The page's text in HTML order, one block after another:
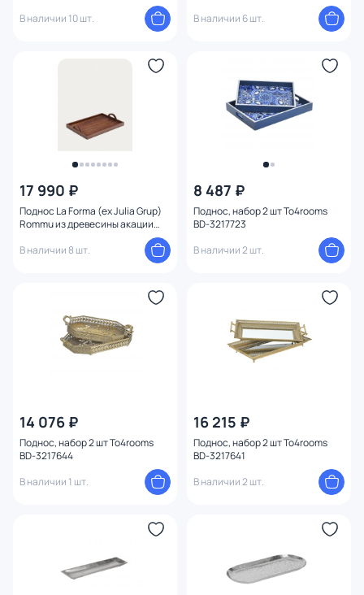
В наличии 10 шт.
В наличии 6 шт.
17 990 ₽
Поднос La Forma (ex Julia Grup)
Rommu из древесины акации
В наличии 8 шт.
8 487 ₽
Поднос, набор 2 шт To4rooms
BD-3217723
В наличии 2 шт.
14 076 ₽
Поднос, набор 2 шт To4rooms
BD-3217644
В наличии 1 шт.
16 215 ₽
Поднос, набор 2 шт To4rooms
BD-3217641
В наличии 2 шт.